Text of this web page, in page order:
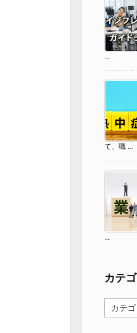
...
て、職 ...
...
カテ
テ